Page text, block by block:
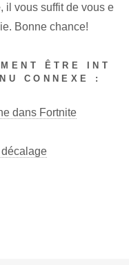
, il vous suffit de vous e
Bonne chance!
ÊTRE INT
CONNEXE :
dans Fortnite